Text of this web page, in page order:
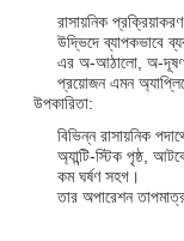
রাসায়নিক
উদ্ভিদে ব্যাপকভাবে
এর অ-আঠালো, অ-
প্রয়োজন এমন
উপকারিতা:
বিভিন্ন রাসায়নিক
অ্যান্টি-স্টিক পৃষ্ঠ,
কম ঘর্ষণ সহগ।
তার অপারেশন